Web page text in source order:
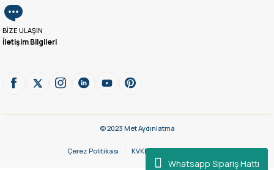
Whatsapp Sipariş Hattı
BİZE ULAŞIN
İletişim Bilgileri
© 2023 Met Aydınlatma
Çerez Politikası KVKK Aydınlatma Metni